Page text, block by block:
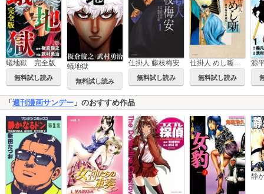
蟻地獄 完全版
無料試し読み
蟻地獄
無料試し読み
仕掛人 藤枝梅安
無料試し読み 無料試し読み
「 週刊漫画サンデー 」のおすすめ作品